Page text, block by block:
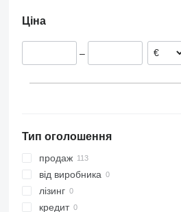
Литва
Бельгія
Киргизстан
Арабські Емірати
Молдова
Чилі
Ціна
–
Тип оголошення
продаж
від виробника
лізинг
кредит